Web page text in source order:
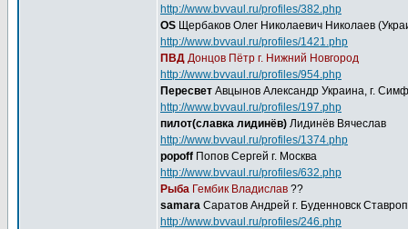
http://www.bvvaul.ru/profiles/382.php
OS Щербаков Олег Николаевич Николаев
http://www.bvvaul.ru/profiles/1421.php
ПВД Донцов Пётр г. Нижний Новгород
http://www.bvvaul.ru/profiles/954.php
Пересвет Авцынов Александр Украина, г.
http://www.bvvaul.ru/profiles/197.php
пилот(славка лидинёв) Лидинёв Вячеслав
http://www.bvvaul.ru/profiles/1374.php
popoff Попов Сергей г. Москва
http://www.bvvaul.ru/profiles/632.php
Рыба Гембик Владислав ??
samara Саратов Андрей г. Буденновск
http://www.bvvaul.ru/profiles/246.php